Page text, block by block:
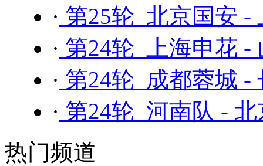
· 第25轮 北京国安 -
· 第24轮 上海申花 -
· 第24轮 成都蓉城 -
· 第24轮 河南队 -
热门频道